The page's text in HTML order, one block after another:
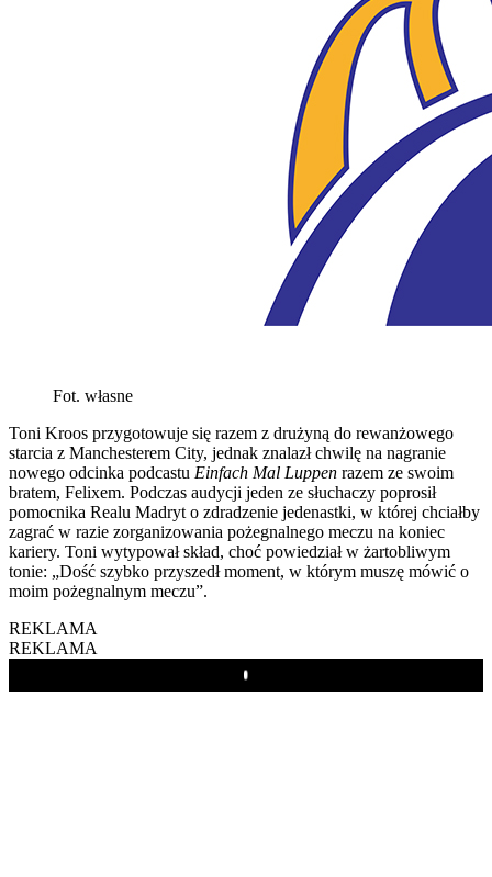
Fot. własne
Toni Kroos przygotowuje się razem z drużyną do rewanżowego
starcia z Manchesterem City, jednak znalazł chwilę na nagranie
nowego odcinka podcastu Einfach Mal Luppen razem ze swoim
bratem, Felixem. Podczas audycji jeden ze słuchaczy poprosił
pomocnika Realu Madryt o zdradzenie jedenastki, w której chciałby
zagrać w razie zorganizowania pożegnalnego meczu na koniec
kariery. Toni wytypował skład, choć powiedział w żartobliwym
tonie: „Dość szybko przyszedł moment, w którym muszę mówić o
moim pożegnalnym meczu”.
REKLAMA
REKLAMA
Play